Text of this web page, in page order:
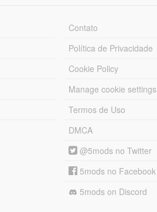
Contato
Política de Privacidade
Cookie Policy
Manage cookie settings
Termos de Uso
DMCA
@5mods no Twitter
5mods no Facebook
5mods on Discord